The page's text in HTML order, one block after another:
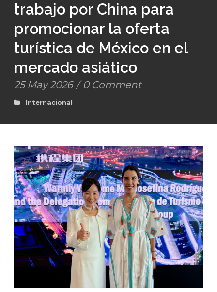
trabajo por China para
promocionar la oferta
turística de México en el
mercado asiático
25 May 2026 / 0 Comment
Internacional